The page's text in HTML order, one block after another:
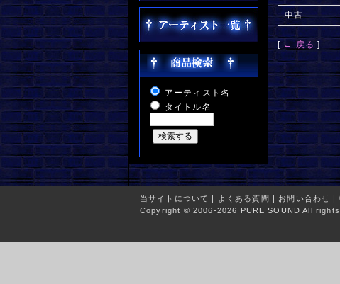
アーティスト名
タイトル名
中古
[ ← 戻る ]
当サイトについて | よくある質問 | お問い合わせ |
Copyright © 2006-2026 PURE SOUND All